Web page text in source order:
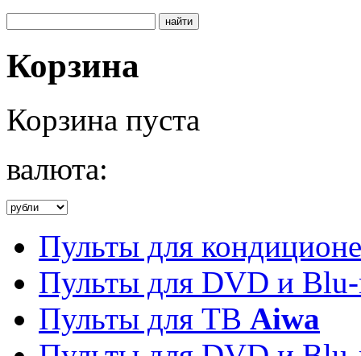
Корзина
Корзина пуста
валюта:
Пульты для
Пульты для DVD и
Пульты для ТВ Aiwa